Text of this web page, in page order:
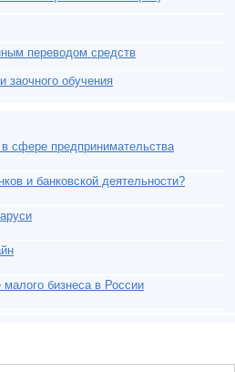
переводом средств
заочного обучения
сфере предпринимательства
и банковской деятельности?
бизнеса в России